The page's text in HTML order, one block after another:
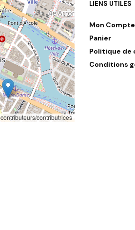
contributeurs/contributrices
LIENS UTILES
Mon Compte
Panier
Politique de
Conditions